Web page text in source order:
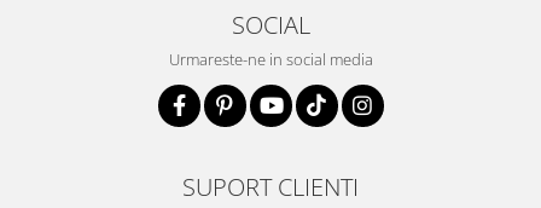
SOCIAL
Urmareste-ne in social media
SUPORT CLIENTI